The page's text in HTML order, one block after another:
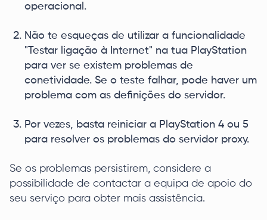
operacional.
Não te esqueças de utilizar a funcionalidade
"Testar ligação à Internet" na tua PlayStation
para ver se existem problemas de
conetividade. Se o teste falhar, pode haver um
problema com as definições do servidor.
Por vezes, basta reiniciar a PlayStation 4 ou 5
para resolver os problemas do servidor proxy.
Se os problemas persistirem, considere a
possibilidade de contactar a equipa de apoio do
seu serviço para obter mais assistência.